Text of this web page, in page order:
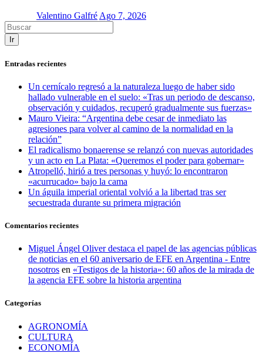
Valentino GalfréAgo 7, 2026
Ir
Entradas recientes
Un cernícalo regresó a la naturaleza luego de haber sido
hallado vulnerable en el suelo: «Tras un periodo de descanso,
observación y cuidados, recuperó gradualmente sus fuerzas»
Mauro Vieira: “Argentina debe cesar de inmediato las
agresiones para volver al camino de la normalidad en la
relación”
El radicalismo bonaerense se relanzó con nuevas autoridades
y un acto en La Plata: «Queremos el poder para gobernar»
Atropelló, hirió a tres personas y huyó: lo encontraron
«acurrucado» bajo la cama
Un águila imperial oriental volvió a la libertad tras ser
secuestrada durante su primera migración
Comentarios recientes
Miguel Ángel Oliver destaca el papel de las agencias públicas
de noticias en el 60 aniversario de EFE en Argentina - Entre
nosotros en «Testigos de la historia»: 60 años de la mirada de
la agencia EFE sobre la historia argentina
Categorías
AGRONOMÍA
CULTURA
ECONOMÍA